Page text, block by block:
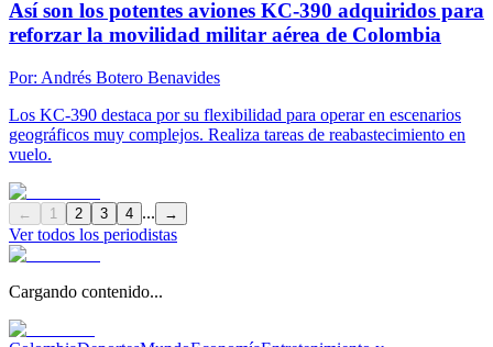
Así son los potentes aviones KC-390 adquiridos para
reforzar la movilidad militar aérea de Colombia
Por: Andrés Botero Benavides
Los KC-390 destaca por su flexibilidad para operar en escenarios
geográficos muy complejos. Realiza tareas de reabastecimiento en
vuelo.
← 1 2 3 4 ... →
Ver todos los periodistas
Cargando contenido...